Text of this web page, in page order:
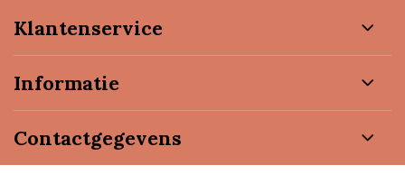
Klantenservice
Informatie
Contactgegevens